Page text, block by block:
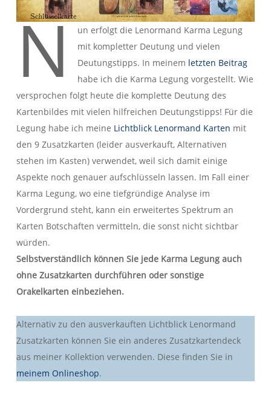
N
un erfolgt die Lenormand Karma Legung
mit kompletter Deutung und vielen
Deutungstipps. In meinem letzten Beitrag
habe ich die Karma Legung vorgestellt. Wie
versprochen folgt heute die komplette Deutung des
Kartenbildes mit vielen hilfreichen Deutungstipps! Für die
Legung habe ich meine Lichtblick Lenormand Karten mit
den 9 Zusatzkarten (leider ausverkauft, Alternativen
stehen im Kasten) verwendet, weil sich damit einige
Aspekte noch genauer aufschlüsseln lassen. Im Fall einer
Karma Legung, wo eine tiefgründige Analyse im
Vordergrund steht, kann ein erweitertes Spektrum an
Karten Botschaften vermitteln, die sonst nicht sichtbar
würden.
Selbstverständlich können Sie jede Karma Legung auch
ohne Zusatzkarten durchführen oder sonstige
Orakelkarten einbeziehen.
Alternativ zu den ausverkauften Lichtblick Lenormand
Zusatzkarten können Sie ein anderes Zusatzkartendeck
aus meiner Kollektion verwenden. Diese finden Sie in
meinem Onlineshop.